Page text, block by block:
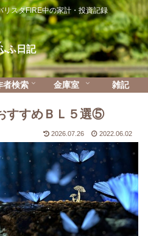
リスタFIRE中の家計・投資記録
ふ日記
者検索 金庫室 雑記
すすめＢＬ５選⑤
2026.07.26 2022.06.02